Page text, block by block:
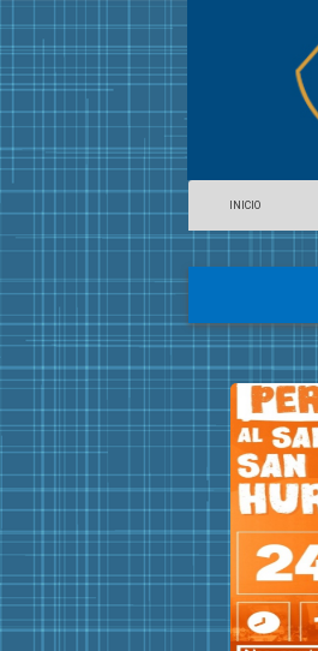
INICIO